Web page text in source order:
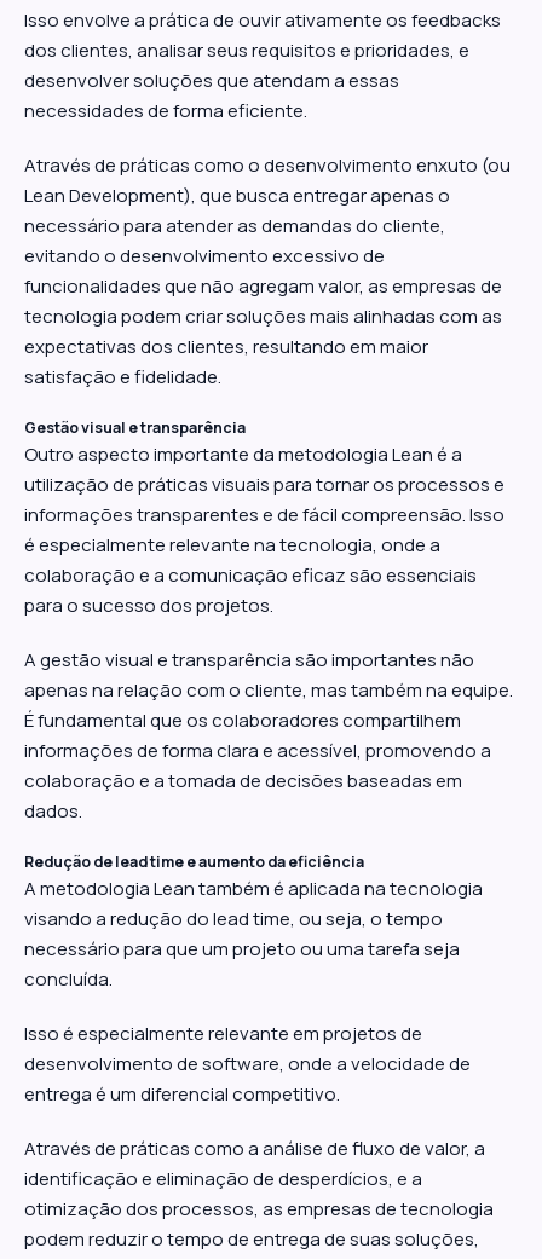
Isso envolve a prática de ouvir ativamente os feedbacks
dos clientes, analisar seus requisitos e prioridades, e
desenvolver soluções que atendam a essas
necessidades de forma eficiente.
Através de práticas como o desenvolvimento enxuto (ou
Lean Development), que busca entregar apenas o
necessário para atender as demandas do cliente,
evitando o desenvolvimento excessivo de
funcionalidades que não agregam valor, as empresas de
tecnologia podem criar soluções mais alinhadas com as
expectativas dos clientes, resultando em maior
satisfação e fidelidade.
Gestão visual e transparência
Outro aspecto importante da metodologia Lean é a
utilização de práticas visuais para tornar os processos e
informações transparentes e de fácil compreensão. Isso
é especialmente relevante na tecnologia, onde a
colaboração e a comunicação eficaz são essenciais
para o sucesso dos projetos.
A gestão visual e transparência são importantes não
apenas na relação com o cliente, mas também na equipe.
É fundamental que os colaboradores compartilhem
informações de forma clara e acessível, promovendo a
colaboração e a tomada de decisões baseadas em
dados.
Redução de lead time e aumento da eficiência
A metodologia Lean também é aplicada na tecnologia
visando a redução do lead time, ou seja, o tempo
necessário para que um projeto ou uma tarefa seja
concluída.
Isso é especialmente relevante em projetos de
desenvolvimento de software, onde a velocidade de
entrega é um diferencial competitivo.
Através de práticas como a análise de fluxo de valor, a
identificação e eliminação de desperdícios, e a
otimização dos processos, as empresas de tecnologia
podem reduzir o tempo de entrega de suas soluções,